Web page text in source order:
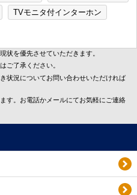
TVモニタ付インターホン
状を優先させていただきます。
ご了承ください。
状況についてお問い合わせいただければ
す。お電話かメールにてお気軽にご連絡